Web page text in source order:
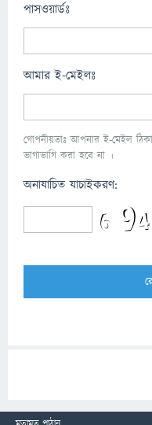
পাসওয়ার্ডঃ
আমার ই-মেইলঃ
গোপনীয়তাঃ আপনার ই-মেইল
ভাগাভাগি করা হবে না ।
অনাযাচিত যাচাইকরণ: